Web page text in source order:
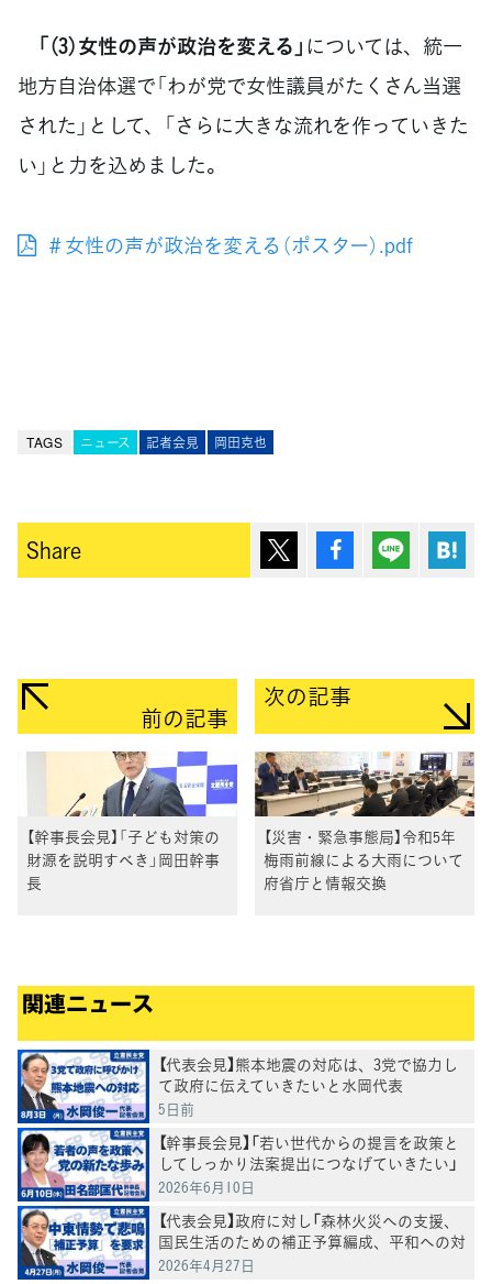
「（3）女性の声が政治を変える」 については、統一
地方自治体選で「わが党で女性議員がたくさん当選
された」として、「さらに大きな流れを作っていきた
い」と力を込めました。
＃女性の声が政治を変える（ポスター）.pdf
TAGS ニュース 記者会見 岡田克也
Share ポスト シェア Lineで送
前の記事
【幹事長会見】「子ども対策の
財源を説明すべき」岡田幹事
長
次の記事
【災害・緊急事態局】令和5年
梅雨前線による大雨について
府省庁と情報交換
関連ニュース
【代表会見】熊本地震の対応は、3党で協力し
て政府に伝えていきたいと水岡代表
5日前
【幹事長会見】「若い世代からの提言を政策と
してしっかり法案提出につなげていきたい」
田名部幹事長
2026年6月10日
【代表会見】政府に対し「森林火災への支援、
国民生活のための補正予算編成、平和への対
応を求めていく」水岡代表
2026年4月27日